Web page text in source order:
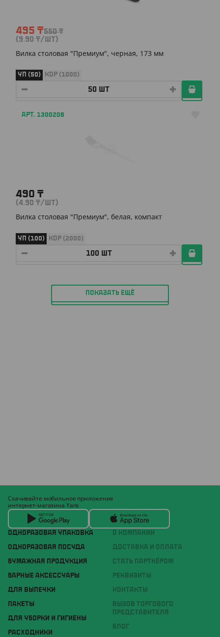
495 ₸550₸
(9.90 ₸/ШТ)
Вилка столовая "Премиум", черная, 173 мм
УП (50) КОР (1000)
АРТ. 1300208
490 ₸
(4.90 ₸/ШТ)
Вилка столовая "Премиум", белая, компакт
УП (100) КОР (2000)
ПОКАЗАТЬ ЕЩЁ
ОДНОРАЗОВАЯ УПАКОВКА
ОДНОРАЗОВАЯ ПОСУДА
БУМАЖНАЯ ПРОДУКЦИЯ
БАРНЫЕ АКСЕССУАРЫ
ДЛЯ ВЫПЕЧКИ
ПАКЕТЫ
ДЛЯ УБОРКИ И ГИГИЕНЫ
РАСХОДНИКИ
О КОМПАНИИ
ДОСТАВКА И ОПЛАТА
СТАТЬ ПАРТНЁРОМ
РЕКВИЗИТЫ
КОНТАКТЫ
ВЫЗОВ ТОРГОВОГО
ПРЕДСТАВИТЕЛЯ
БЛОГ
Скачивайте мобильное приложение
интернет-магазина Yans